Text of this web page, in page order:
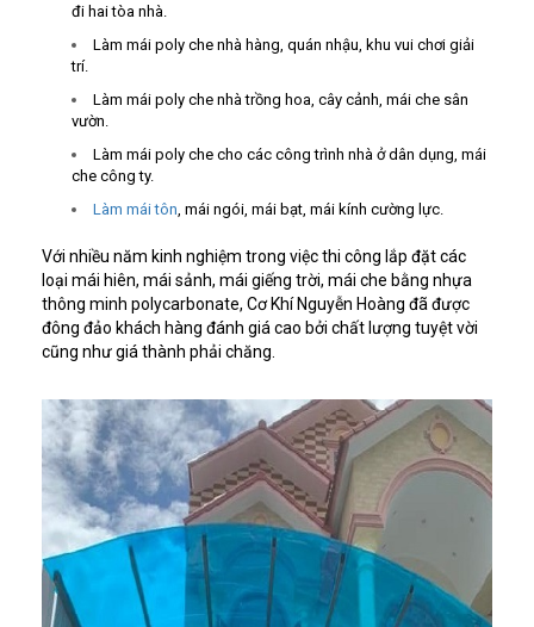
đi hai tòa nhà.
Làm mái poly che nhà hàng, quán nhậu, khu vui chơi giải
trí.
Làm mái poly che nhà trồng hoa, cây cảnh, mái che sân
vườn.
Làm mái poly che cho các công trình nhà ở dân dụng, mái
che công ty.
Làm mái tôn , mái ngói, mái bạt, mái kính cường lực.
Với nhiều năm kinh nghiệm trong việc thi công lắp đặt các
loại mái hiên, mái sảnh, mái giếng trời, mái che bằng nhựa
thông minh polycarbonate, Cơ Khí Nguyễn Hoàng đã được
đông đảo khách hàng đánh giá cao bởi chất lượng tuyệt vời
cũng như giá thành phải chăng.